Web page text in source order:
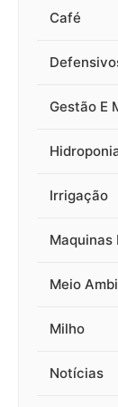
Café
Gestão E
Irrigação
Maquinas
Meio
Milho
Notícias